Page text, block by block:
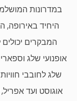
במדרונות
היחיד באירופה,
המבקרים
אופנועי שלג
שלג לחובבי
אוגוסט ועד